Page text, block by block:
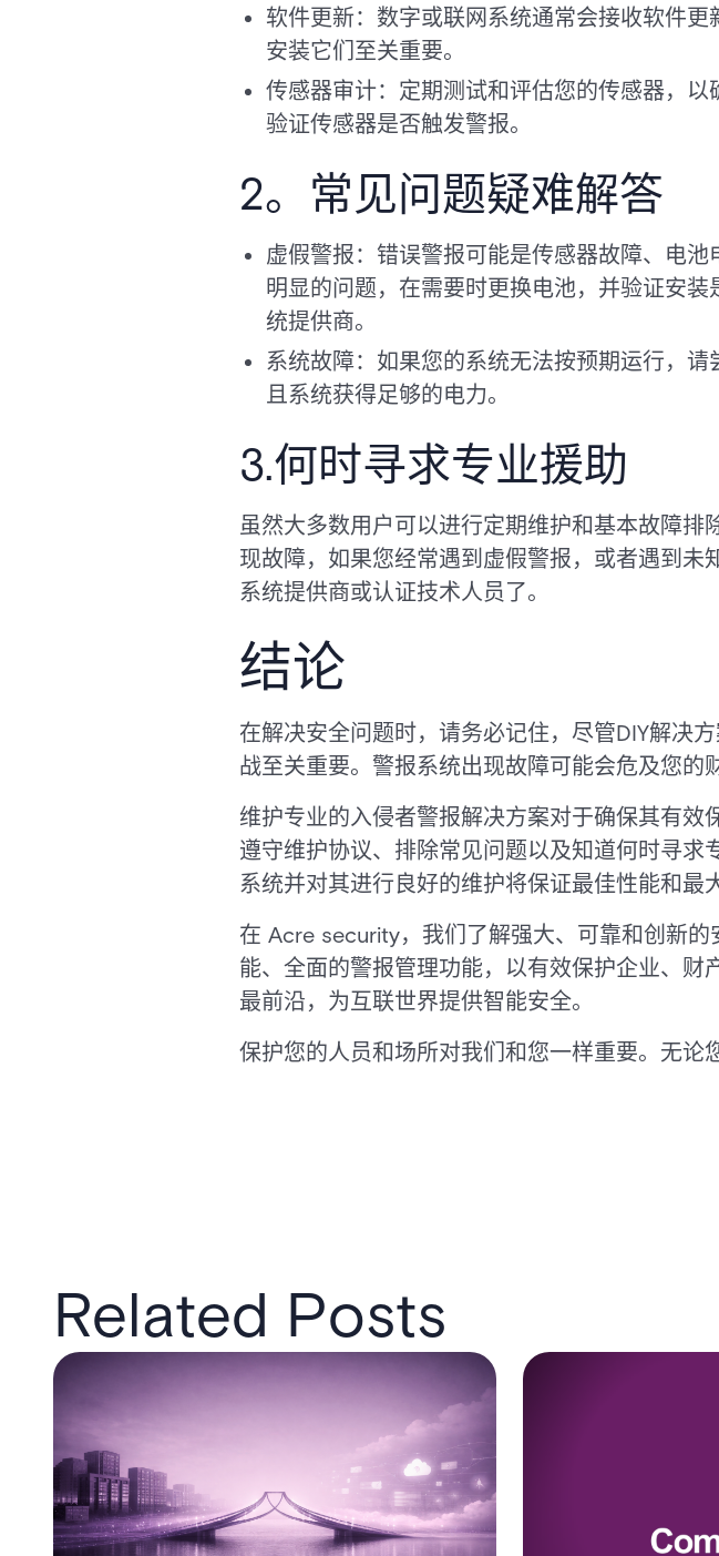
软件更新：数字或联网系统通常会接收软件
安装它们至关重要。
传感器审计：定期测试和评估您的传感器，
验证传感器是否触发警报。
2。常见问题疑难解答
虚假警报：错误警报可能是传感器故障、电
明显的问题，在需要时更换电池，并验证安
统提供商。
系统故障：如果您的系统无法按预期运行，
且系统获得足够的电力。
3.何时寻求专业援助
虽然大多数用户可以进行定期维护和基本故障
现故障，如果您经常遇到虚假警报，或者遇到
系统提供商或认证技术人员了。
结论
在解决安全问题时，请务必记住，尽管DIY解决
战至关重要。警报系统出现故障可能会危及您的
维护专业的入侵者警报解决方案对于确保其有
遵守维护协议、排除常见问题以及知道何时寻
系统并对其进行良好的维护将保证最佳性能和最
在 Acre security，我们了解强大、可靠和创新
能、全面的警报管理功能，以有效保护企业、财
最前沿，为互联世界提供智能安全。
保护您的人员和场所对我们和您一样重要。无论
Related Posts